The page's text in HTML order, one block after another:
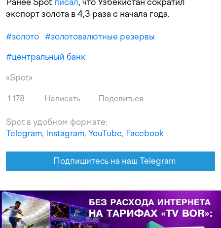
экспорт золота в 4,3 раза с начала года.
#золото #золотовалютные резервы
#центральный банк
«Spot»
1 178 Написать Поделиться
Spot в удобном формате:
Telegram, Instagram, YouTube, Facebook
Подпишитесь на наш Telegram